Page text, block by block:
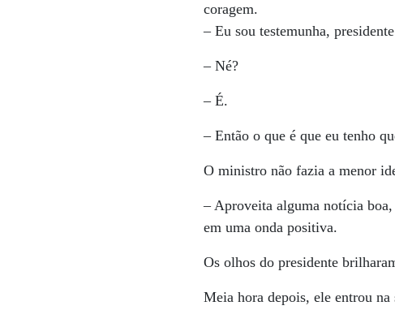
coragem.
– Eu sou testemunha,
– Né?
– É.
– Então o que é que eu tenho
O ministro não fazia a menor
– Aproveita alguma notícia
em uma onda positiva.
Os olhos do presidente
Meia hora depois, ele entrou na